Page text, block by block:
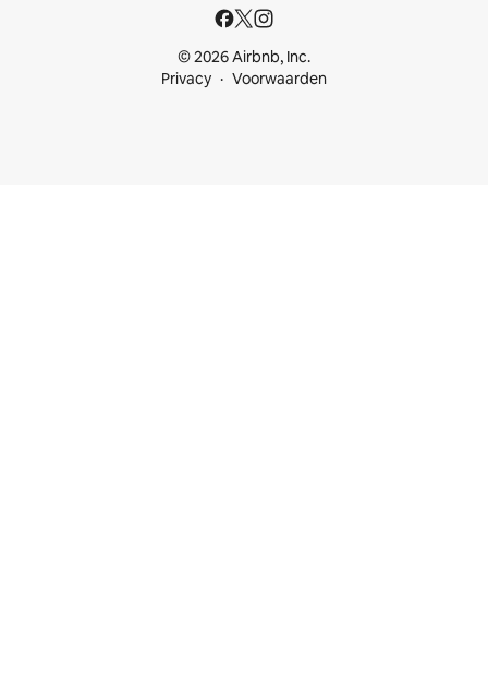
© 2026 Airbnb, Inc.
Privacy
Voorwaarden